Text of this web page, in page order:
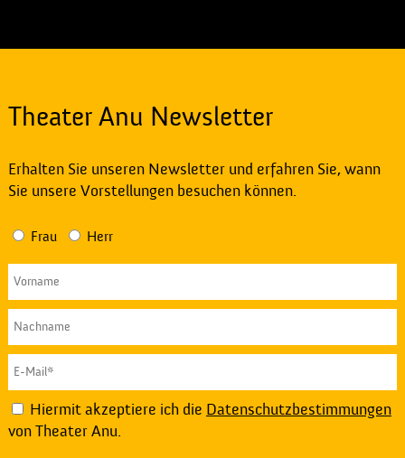
Theater Anu Newsletter
Erhalten Sie unseren Newsletter und erfahren Sie, wann
Sie unsere Vorstellungen besuchen können.
Frau Herr
Hiermit akzeptiere ich die Datenschutzbestimmungen
von Theater Anu.